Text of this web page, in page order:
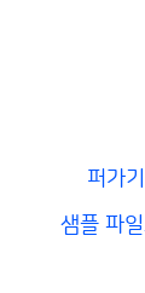
퍼가
샘플 파